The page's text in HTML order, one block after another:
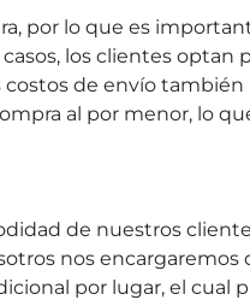
por lo que es
los clientes optan
de envío
al por menor, lo
de nuestros
nos encargaremos
por lugar, el cual